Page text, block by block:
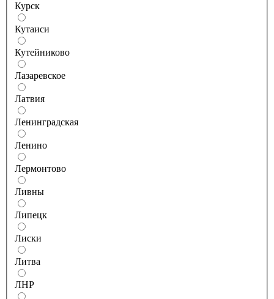
Курск
Кутаиси
Кутейниково
Лазаревское
Латвия
Ленинградская
Ленино
Лермонтово
Ливны
Липецк
Лиски
Литва
ЛНР